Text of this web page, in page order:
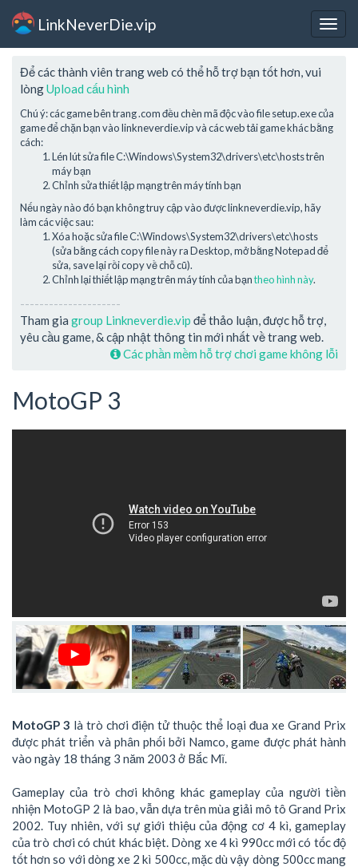
LinkNeverDie.vip
Để các thành viên trang web có thể hỗ trợ bạn tốt hơn, vui
lòngUpload cấu hình
Chú ý: các game bên trang .com đều chèn mã độc vào file setup.exe của
game để chặn bạn vào linkneverdie.vip và các web tải game khác bằng
cách:
Lén lút sửa file C:\Windows\System32\drivers\etc\hosts trên
máy bạn
Chỉnh sửa thiết lập mạng trên máy tính bạn
Nếu ngày nào đó bạn không truy cập vào được linkneverdie.vip, hãy
làm các việc sau:
Xóa hoặc sửa file C:\Windows\System32\drivers\etc\hosts
(sửa bằng cách copy file này ra Desktop, mở bằng Notepad để
sửa, save lại rồi copy về chỗ cũ).
Chỉnh lại thiết lập mạng trên máy tính của bạntheo hình này.
---------------------
Tham gia group Linkneverdie.vip để thảo luận, được hỗ trợ,
yêu cầu game, & cập nhật thông tin mới nhất về trang web.
Các phần mềm hỗ trợ chơi game không lỗi
MotoGP 3
MotoGP 3 là trò chơi điện tử thuộc thể loại đua xe Grand Prix
được phát triển và phân phối bởi Namco, game được phát hành
vào ngày 18 tháng 3 năm 2003 ở Bắc Mĩ.
Gameplay của trò chơi không khác gameplay của người tiền
nhiện MotoGP 2 là bao, vẫn dựa trên mùa giải mô tô Grand Prix
2002. Tuy nhiên, với sự giới thiệu của động cơ 4 kì, gameplay
của trò chơi có chút khác biệt. Dòng xe 4 kì 990cc mới có tốc độ
tốt hơn so với dòng xe 2 kì 500cc, mặc dù vậy dòng 500cc mang